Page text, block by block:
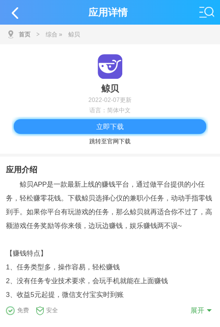
应用详情
首页 > 综合 » 鲸贝
鲸贝
2022-02-07更新
语言：简体中文
立即下载
跳转至官网下载
应用介绍
鲸贝APP是一款最新上线的赚钱平台，通过做平台提供的小任
务，轻松赚零花钱。下载鲸贝选择心仪的兼职小任务，动动手指零钱
到手。如果你平台有玩游戏的任务，那么鲸贝就再适合你不过了，高
额游戏任务奖励等你来领，边玩边赚钱，娱乐赚钱两不误~
【赚钱特点】
1、任务类型多，操作容易，轻松赚钱
2、没有任务专业技术要求，会玩手机就能在上面赚钱
3、收益5元起提，微信支付宝实时到账
免费 安全 展开